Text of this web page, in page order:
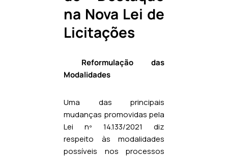
na Nova Lei de
Licitações
Reformulação das
Modalidades
Uma das principais
mudanças promovidas pela
Lei nº 14.133/2021 diz
respeito às modalidades
possíveis nos processos